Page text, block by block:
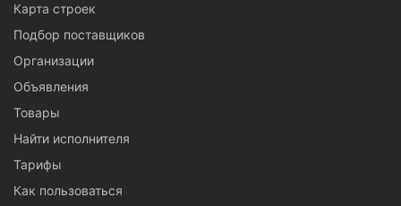
Карта строек
Подбор поставщиков
Организации
Объявления
Товары
Найти исполнителя
Тарифы
Как пользоваться